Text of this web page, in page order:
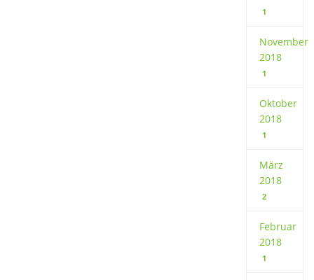
1
November
2018
1
Oktober
2018
1
März
2018
2
Februar
2018
1